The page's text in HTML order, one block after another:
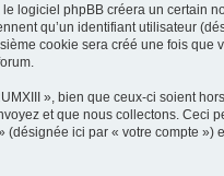
logiciel phpBB créera un certain
qu’un identifiant utilisateur
cookie sera créé une fois que
», bien que ceux-ci soient
et que nous collectons. Ceci
ici par « votre compte